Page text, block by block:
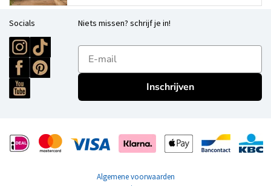
Socials Niets missen? schrijf je in!
E-mailadres
Inschrijven
Algemene voorwaarden